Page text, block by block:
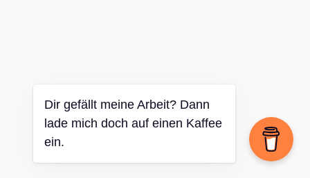
Dir gefällt meine Arbeit? Dann
lade mich doch auf einen Kaffee
ein.